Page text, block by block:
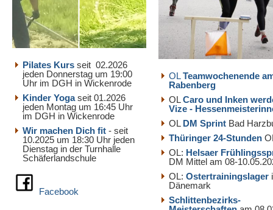
Pilates Kurs seit 02.2026
jeden Donnerstag um 19:00
Uhr im DGH in Wickenrode
Kinder Yogaseit 01.2026
jeden Montag um 16:45 Uhr
im DGH in Wickenrode
Wir machen Dich fit - seit
10.2025 um 18:30 Uhr jeden
Dienstag in der Turnhalle
Schäferlandschule
Facebook
OLTeamwochenende
Rabenberg
OLCaro und Inken
Vize -
OL DM Sprint Bad
Thüringer 24-Stunden
OL: Helsaer
DM Mittel am 08-
OL: Ostertrainingslager
Dänemark
Schlittenbezirks-